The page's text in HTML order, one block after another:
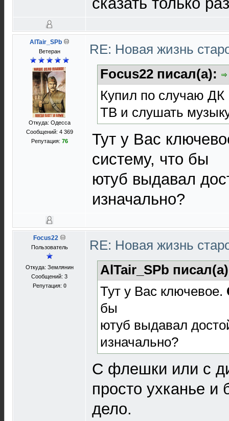
AlTair_SPb
Ветеран
Откуда: Одесса
Сообщений: 4 369
Репутация: 76
RE: Новая жизнь
Focus22 писал(а):
Купил по случаю ДК
ТВ и слушать
Тут у Вас
систему, что бы
ютуб выдавал
изначально?
Focus22
Пользователь
Откуда: Землянин
Сообщений: 3
Репутация: 0
RE: Новая жизнь
AlTair_SPb
Тут у Вас ключевое.
бы
ютуб выдавал
изначально?
С флешки или с
просто ухканье и
дело.